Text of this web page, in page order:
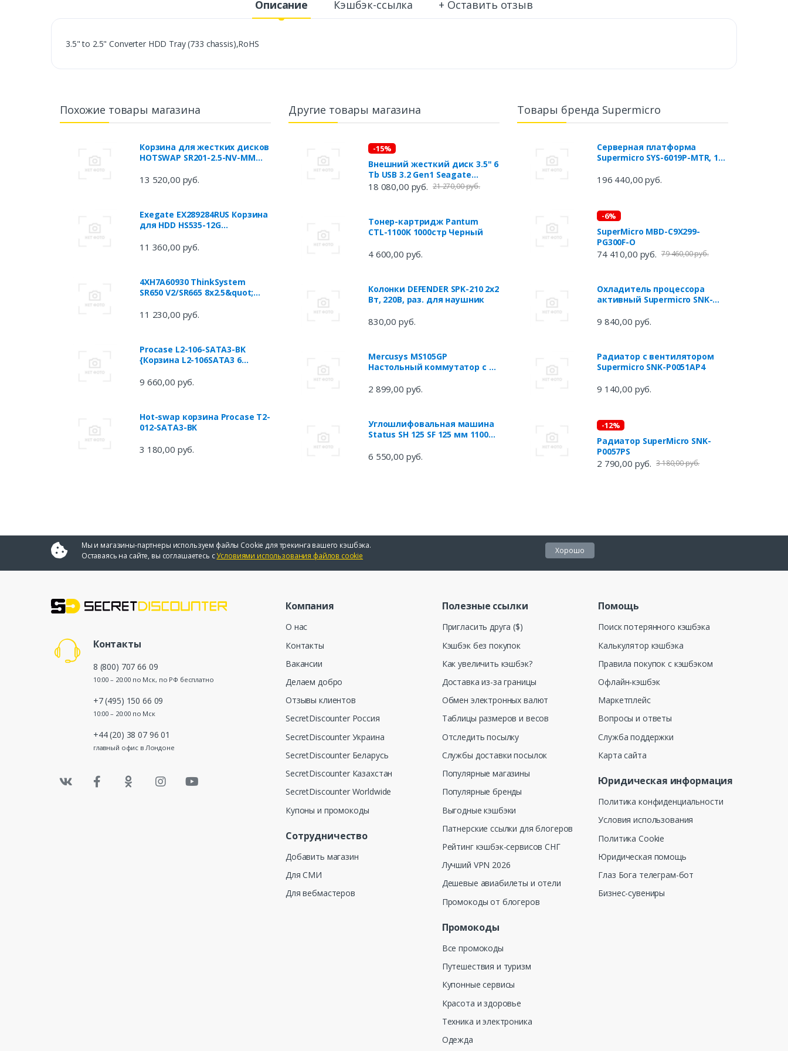
Описание Кэшбэк-ссылка + Оставить отзыв
3.5" to 2.5" Converter HDD Tray (733 chassis),RoHS
Похожие товары магазина
Корзина для жестких дисков
HOTSWAP SR201-2.5-NV-MM
13 520,00 руб.
Exegate EX289284RUS Корзина
для HDD HS535-12G
SATA3/12G SAS HDD,занимает
11 360,00 руб.
4XH7A60930 ThinkSystem
SR650 V2/SR665 8x2.5&quot;
11 230,00 руб.
Procase L2-106-SATA3-BK
{Корзина L2-106SATA3 6
hotswap mobie rack module
9 660,00 руб.
Hot-swap корзина Procase T2-
012-SATA3-BK
3 180,00 руб.
Другие товары магазина
-15%
Внешний жесткий диск 3.5" 6
Tb USB 3.2 Gen1 Seagate
STKP6000400 черный
18 080,00 руб. 21 270,00 руб.
Тонер-картридж Pantum
CTL-1100K 1000стр Черный
4 600,00 руб.
Колонки DEFENDER SPK-210 2x2
Вт, 220В, раз. для наушник
830,00 руб.
Mercusys MS105GP
Настольный коммутатор с 5
порта PoE+)
2 899,00 руб.
Углошлифовальная машина
Status SH 125 SF 125 мм 1100
6 550,00 руб.
Товары бренда Supermicro
Серверная платформа
Supermicro SYS-6019P-MTR, 1U,
(up4x3.5), SATA 6Gbps, 2x1GbE,
196 440,00 руб.
-6%
SuperMicro MBD-C9X299-
PG300F-O
74 410,00 руб. 79 460,00 руб.
Охладитель процессора
активный Supermicro SNK-
Heat Sink for AMD SP3, 8400
9 840,00 руб.
Радиатор с вентилятором
Supermicro SNK-P0051AP4
9 140,00 руб.
-12%
Радиатор SuperMicro SNK-
P0057PS
2 790,00 руб. 3 180,00 руб.
Мы и магазины-партнеры используем файлы Cookie для трекинга вашего кэшбэка.
Оставаясь на сайте, вы соглашаетесь сУсловиями использования файлов cookie
Хорошо
Контакты
8 (800) 707 66 09
10:00 – 20:00 по Мск, по РФ бесплатно
+7 (495) 150 66 09
10:00 – 20:00 по Мск
+44 (20) 38 07 96 01
главный офис в Лондоне
Компания
О нас
Контакты
Вакансии
Делаем добро
Отзывы клиентов
SecretDiscounter Россия
SecretDiscounter Украина
SecretDiscounter Беларусь
SecretDiscounter Казахстан
SecretDiscounter Worldwide
Купоны и промокоды
Сотрудничество
Добавить магазин
Для СМИ
Для вебмастеров
Полезные ссылки
Пригласить друга ($)
Кэшбэк без покупок
Как увеличить кэшбэк?
Доставка из-за границы
Обмен электронных валют
Таблицы размеров и весов
Отследить посылку
Службы доставки посылок
Популярные магазины
Популярные бренды
Выгодные кэшбэки
Патнерские ссылки для блогеров
Рейтинг кэшбэк-сервисов СНГ
Лучший VPN 2026
Дешевые авиабилеты и отели
Промокоды от блогеров
Промокоды
Все промокоды
Путешествия и туризм
Купонные сервисы
Красота и здоровье
Техника и электроника
Одежда
Помощь
Поиск потерянного кэшбэка
Калькулятор кэшбэка
Правила покупок с кэшбэком
Офлайн-кэшбэк
Маркетплейс
Вопросы и ответы
Служба поддержки
Карта сайта
Юридическая информация
Политика конфиденциальности
Условия использования
Политика Cookie
Юридическая помощь
Глаз Бога телеграм-бот
Бизнес-сувениры